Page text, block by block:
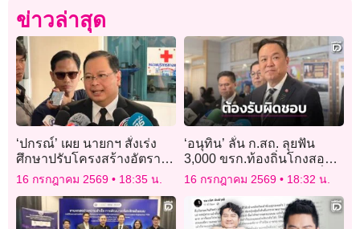
ข่าวล่าสุด
‘ปกรณ์’ เผย นายกฯ สั่งเร่ง
ศึกษาปรับโครงสร้างอัตรา
กำลัง นำ AI ยกระดับ
ประสิทธิภาพราชการ พร้อม
ทบทวนระบบจ้างงาน ค่า
ตอบแทน และสวัสดิการก่อน
16 กรกฎาคม 2569 18:35 น.
‘อนุทิน’ ลั่น ก.สถ. ลุยฟัน
3,000 ขรก.ท้องถิ่นโกงสอบ
ได้เลย ไม่ต้องรอนายกฯ นั่ง
หัวโต๊ะ ลั่นทำผิดต้องรับผิด
ชอบ
16 กรกฎาคม 2569 18:32 น.